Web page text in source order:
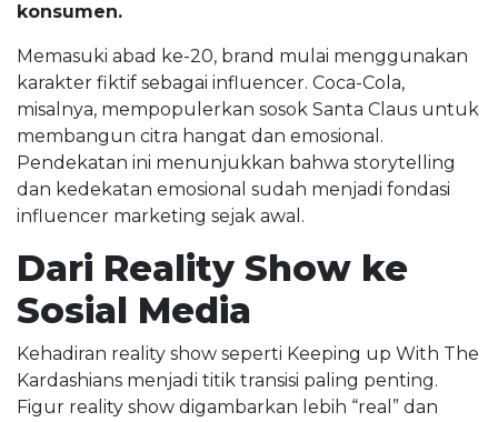
konsumen.
Memasuki abad ke-20, brand mulai menggunakan
karakter fiktif sebagai influencer. Coca-Cola,
misalnya, mempopulerkan sosok Santa Claus untuk
membangun citra hangat dan emosional.
Pendekatan ini menunjukkan bahwa storytelling
dan kedekatan emosional sudah menjadi fondasi
influencer marketing sejak awal.
Dari Reality Show ke
Sosial Media
Kehadiran reality show seperti Keeping up With The
Kardashians menjadi titik transisi paling penting.
Figur reality show digambarkan lebih “real” dan